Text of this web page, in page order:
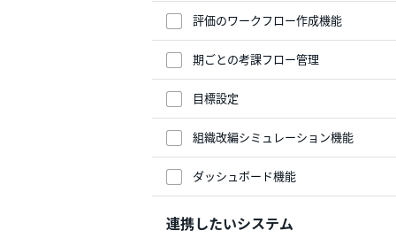
評価のワークフロー作成機能
期ごとの考課フロー管理
目標設定
組織改編シミュレーション機能
ダッシュボード機能
連携したいシステム